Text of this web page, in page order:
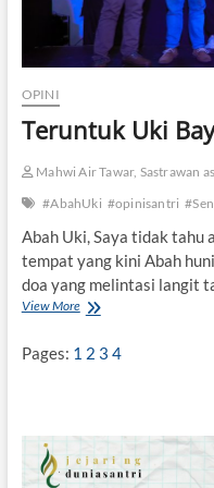
OPINI
Teruntuk Uki
Mahwi Air Tawar, Sastrawan
#AbahUki #opinisantri
Abah Uki, Saya tidak tahu
tempat yang kini Abah
doa yang melintasi langit
View MoreT
u
U
k
Pages: 1 2 3 4